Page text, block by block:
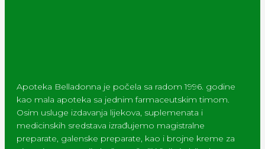
Apoteka Belladonna je počela sa radom 1996. godine
kao mala apoteka sa jednim farmaceutskim timom.
Osim usluge izdavanja lijekova, suplemenata i
medicinskih sredstava izrađujemo magistralne
preparate, galenske preparate, kao i brojne kreme za